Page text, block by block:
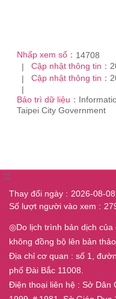
Nhấp xem số： 14708
Cập nhật thông tin：
Cập nhật thông tin：
Bảo trì dữ liệu：
Taipei City Government
:::
Thay đổi ngày
2026-08-08
Số lượt người vào xem
◎Do lịch trình bản dịch của
không đồng bộ lên bản
Địa chỉ cơ quan : số 1,
phố Đài Bắc 11008.
Điện thoại liên hệ : Sở Dân